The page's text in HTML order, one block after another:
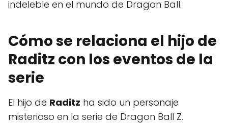
indeleble en el mundo de Dragon Ball.
Cómo se relaciona el hijo de
Raditz con los eventos de la
serie
El hijo de Raditz ha sido un personaje
misterioso en la serie de Dragon Ball Z.